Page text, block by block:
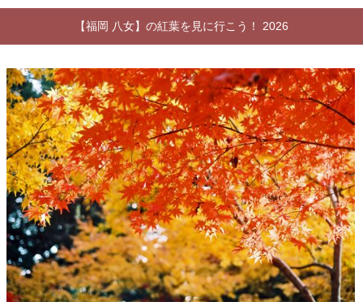
【福岡 八女】の紅葉を見に行こう！ 2026